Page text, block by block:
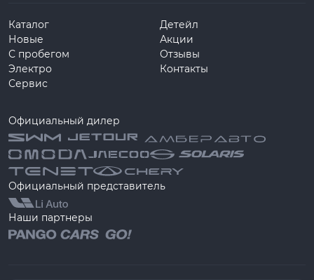
Каталог
Новые
С пробегом
Электро
Сервис
Детейл
Акции
Отзывы
Контакты
Официальный дилер
Официальный представитель
Наши партнеры